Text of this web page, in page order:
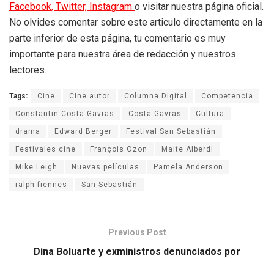
Facebook, Twitter, Instagram o visitar nuestra página oficial.
No olvides comentar sobre este articulo directamente en la
parte inferior de esta página, tu comentario es muy
importante para nuestra área de redacción y nuestros
lectores.
Tags: Cine Cine autor Columna Digital Competencia
Constantin Costa-Gavras Costa-Gavras Cultura
drama Edward Berger Festival San Sebastián
Festivales cine François Ozon Maite Alberdi
Mike Leigh Nuevas películas Pamela Anderson
ralph fiennes San Sebastián
Previous Post
Dina Boluarte y exministros denunciados por